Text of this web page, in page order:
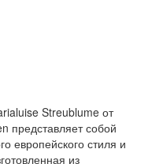
Streublume от
представляет собой
европейского стиля и
из